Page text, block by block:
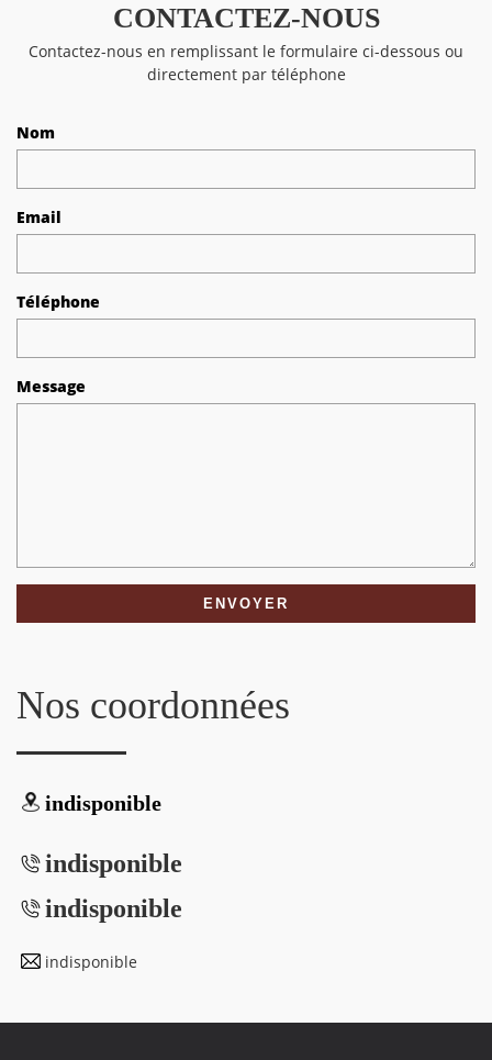
CONTACTEZ-NOUS
Contactez-nous en remplissant le formulaire ci-dessous ou
directement par téléphone
Nom
Email
Téléphone
Message
Nos coordonnées
indisponible
indisponible
indisponible
indisponible